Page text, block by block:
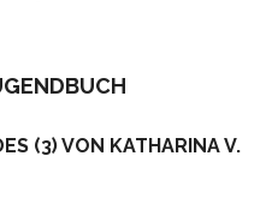
(3) VON KATHARINA V.